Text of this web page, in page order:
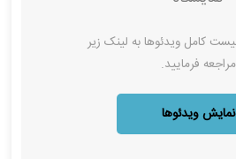
کامل ویدئوها به لینک زیر
مراجعه فرمایید.
نمایش ویدئوها